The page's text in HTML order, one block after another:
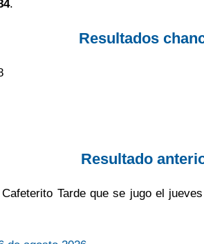
.
Resultados
Resultado
Tarde que se jugo el